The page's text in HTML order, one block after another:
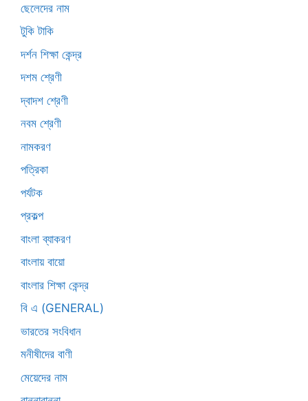
ছেলেদের নাম
টুকি টাকি
দর্শন শিক্ষা কেন্দ্র
দশম শ্রেণী
দ্বাদশ শ্রেণী
নবম শ্রেণী
নামকরণ
পত্রিকা
পর্যটক
প্রকল্প
বাংলা ব্যাকরণ
বাংলায় বায়ো
বাংলার শিক্ষা কেন্দ্র
বি এ (GENERAL)
ভারতের সংবিধান
মনীষীদের বাণী
মেয়েদের নাম